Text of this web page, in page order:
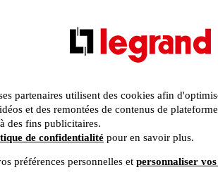
partenaires utilisent des cookies afin
et des remontées de contenus de
des fins publicitaires.
de confidentialité pour en savoir plus.
préférences personnelles et personnaliser